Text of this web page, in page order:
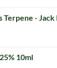
Terpene -
10ml